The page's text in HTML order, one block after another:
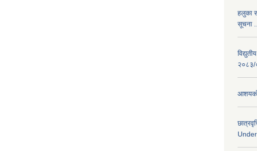
हलुका
सूचना
आशयको
Under